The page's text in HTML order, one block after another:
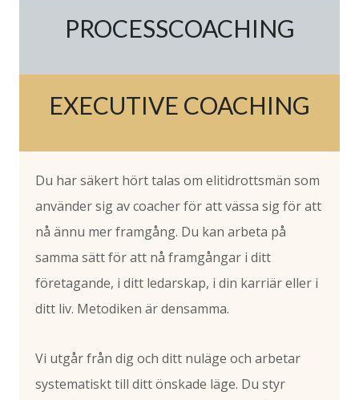
PROCESSCOACHING
EXECUTIVE COACHING
Du har säkert hört talas om elitidrottsmän som
använder sig av coacher för att vässa sig för att
nå ännu mer framgång. Du kan arbeta på
samma sätt för att nå framgångar i ditt
företagande, i ditt ledarskap, i din karriär eller i
ditt liv. Metodiken är densamma.
Vi utgår från dig och ditt nuläge och arbetar
systematiskt till ditt önskade läge. Du styr